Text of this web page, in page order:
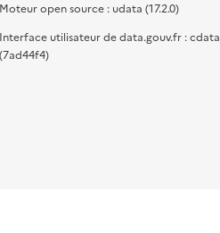
Moteur open source : udata (17.2.0)
Interface utilisateur de data.gouv.fr : cdata
(7ad44f4)